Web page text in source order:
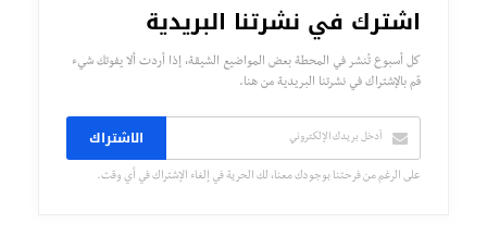
اشترك في نشرتنا البريدية
كل أسبوع تُنشر في المحطة بعض المواضيع الشيقة، إذا أردت ألا يفوتك شيء
قم بالإشتراك في نشرتنا البريدية من هنا.
الاشتراك
على الرغم من فرحتنا بوجودك معنا، لك الحرية في إلغاء الإشتراك في أي وقت.